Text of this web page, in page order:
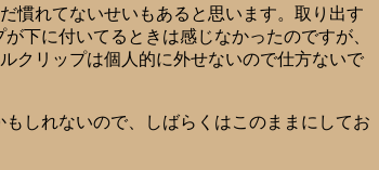
慣れてないせいもあると思います。取り出す
下に付いてるときは感じなかったのですが、
クリップは個人的に外せないので仕方ないで
しれないので、しばらくはこのままにしてお